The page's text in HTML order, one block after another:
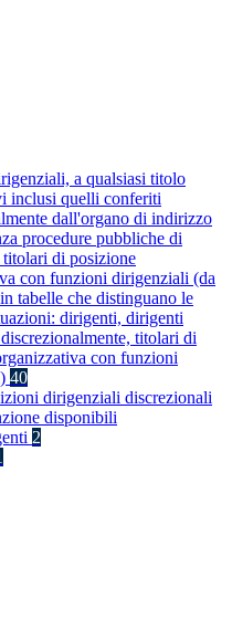
a qualsiasi titolo
inclusi quelli conferiti
dall'organo di indirizzo
procedure pubbliche di
titolari di posizione
con funzioni dirigenziali (da
tabelle che distinguano le
dirigenti, dirigenti
titolari di
con funzioni
40
dirigenziali discrezionali
disponibili
2